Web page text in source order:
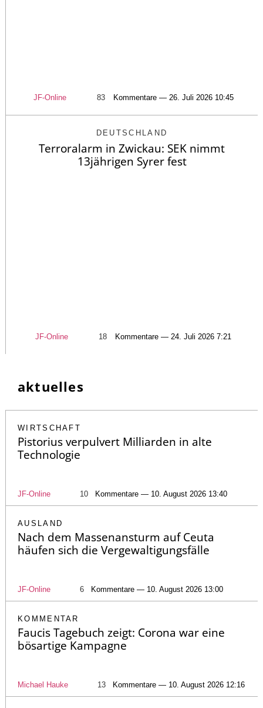
JF-Online 83 Kommentare — 26. Juli 2026 10:45
DEUTSCHLAND
Terroralarm in Zwickau: SEK nimmt
13jährigen Syrer fest
JF-Online 18 Kommentare — 24. Juli 2026 7:21
aktuelles
WIRTSCHAFT
Pistorius verpulvert Milliarden in alte
Technologie
JF-Online 10 Kommentare — 10. August 2026 13:40
AUSLAND
Nach dem Massenansturm auf Ceuta
häufen sich die Vergewaltigungsfälle
JF-Online 6 Kommentare — 10. August 2026 13:00
KOMMENTAR
Faucis Tagebuch zeigt: Corona war eine
bösartige Kampagne
Michael Hauke 13 Kommentare — 10. August 2026 12:16